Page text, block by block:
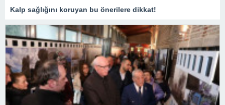
Kalp sağlığını koruyan bu önerilere dikkat!